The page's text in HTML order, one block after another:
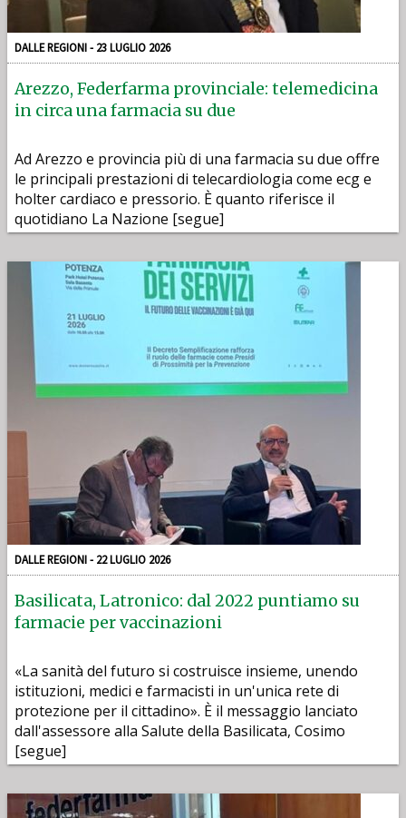
DALLE REGIONI - 23 LUGLIO 2026
Arezzo, Federfarma provinciale: telemedicina
in circa una farmacia su due
Ad Arezzo e provincia più di una farmacia su due offre
le principali prestazioni di telecardiologia come ecg e
holter cardiaco e pressorio. È quanto riferisce il
quotidiano La Nazione [segue]
DALLE REGIONI - 22 LUGLIO 2026
Basilicata, Latronico: dal 2022 puntiamo su
farmacie per vaccinazioni
«La sanità del futuro si costruisce insieme, unendo
istituzioni, medici e farmacisti in un'unica rete di
protezione per il cittadino». È il messaggio lanciato
dall'assessore alla Salute della Basilicata, Cosimo
[segue]